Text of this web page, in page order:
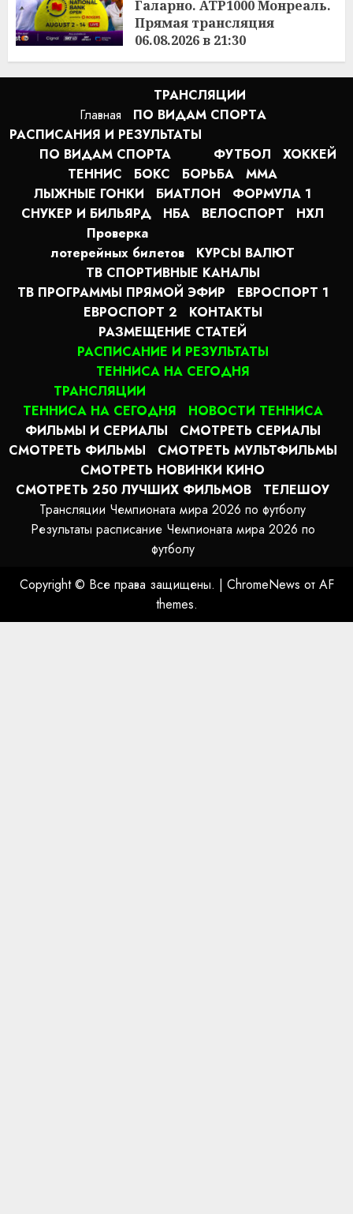
Галарно. ATP1000 Монреаль.
Прямая трансляция
06.08.2026 в 21:30
22:22 06.08.2026
Главная
ТРАНСЛЯЦИИ
ПО ВИДАМ СПОРТA
РАСПИСАНИЯ И РЕЗУЛЬТАТЫ
ПО ВИДАМ СПОРТА
ФУТБОЛ
ХОККЕЙ
ТЕННИС
БОКС БОРЬБА
MMA
ЛЫЖНЫЕ ГОНКИ
БИАТЛОН
ФОРМУЛА 1
СНУКЕР И БИЛЬЯРД
НБА ВЕЛОСПОРТ
НХЛ
Проверка
лотерейных билетов
КУРСЫ ВАЛЮТ
ТВ СПОРТИВНЫЕ КАНАЛЫ
ТВ ПРОГРАММЫ ПРЯМОЙ ЭФИР
ЕВРОСПОРТ 1
ЕВРОСПОРТ 2
КОНТАКТЫ
РАЗМЕЩЕНИЕ СТАТЕЙ
РАСПИСАНИЕ И РЕЗУЛЬТАТЫ
ТЕННИСА НА СЕГОДНЯ
ТРАНСЛЯЦИИ
ТЕННИСА НА СЕГОДНЯ
НОВОСТИ ТЕННИСА
ФИЛЬМЫ И СЕРИАЛЫ
СМОТРЕТЬ СЕРИАЛЫ
СМОТРЕТЬ ФИЛЬМЫ
СМОТРЕТЬ МУЛЬТФИЛЬМЫ
СМОТРЕТЬ НОВИНКИ КИНО
СМОТРЕТЬ 250 ЛУЧШИХ ФИЛЬМОВ
ТЕЛЕШОУ
Трансляции Чемпионата мира 2026 по футболу
Результаты расписание Чемпионата мира 2026 по
футболу
Copyright © Все права защищены. | ChromeNews от AF
themes.